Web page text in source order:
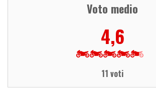
Voto medio
4,6
11 voti